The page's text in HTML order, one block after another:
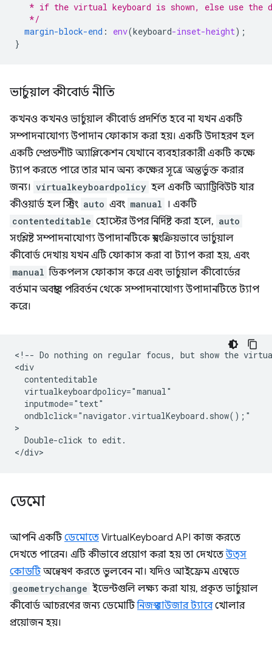
* if the virtual keyboard is shown, else use the
   */
margin-block-end : env(keyboard-inset-height);
}
ভার্চুয়াল কীবোর্ড নীতি
কখনও কখনও ভার্চুয়াল কীবোর্ড প্রদর্শিত হবে না যখন একটি
সম্পাদনাযোগ্য উপাদান ফোকাস করা হয়। একটি উদাহরণ হল
একটি স্প্রেডশীট অ্যাপ্লিকেশন যেখানে ব্যবহারকারী একটি কক্ষে
ট্যাপ করতে পারে তার মান অন্য কক্ষের সূত্রে অন্তর্ভুক্ত করার
জন্য। virtualkeyboardpolicy হল একটি অ্যাট্রিবিউট যার
কীওয়ার্ড হল স্ট্রিং auto এবং manual । একটি
contenteditable হোস্টের উপর নির্দিষ্ট করা হলে, auto
সংশ্লিষ্ট সম্পাদনাযোগ্য উপাদানটিকে স্বয়ংক্রিয়ভাবে ভার্চুয়াল
কীবোর্ড দেখায় যখন এটি ফোকাস করা বা ট্যাপ করা হয়, এবং
manual ডিকপলস ফোকাস করে এবং ভার্চুয়াল কীবোর্ডের
বর্তমান অবস্থার পরিবর্তন থেকে সম্পাদনাযোগ্য উপাদানটিতে ট্যাপ
করে।
<!-- Do nothing on regular focus, but show the
<div
  contenteditable
  virtualkeyboardpolicy="manual"
  inputmode="text"
  ondblclick="navigator.virtualKeyboard.show();"
>
  Double-click to edit.
ডেমো
আপনি একটিডেমোতে VirtualKeyboard API কাজ করতে
দেখতে পারেন। এটি কীভাবে প্রয়োগ করা হয় তা দেখতেউত্স
কোডটিঅন্বেষণ করতে ভুলবেন না। যদিও আইফ্রেম এম্বেডে
geometrychange ইভেন্টগুলি লক্ষ্য করা যায়, প্রকৃত ভার্চুয়াল
কীবোর্ড আচরণের জন্য ডেমোটিনিজস্ব ব্রাউজার ট্যাবেখোলার
প্রয়োজন হয়।